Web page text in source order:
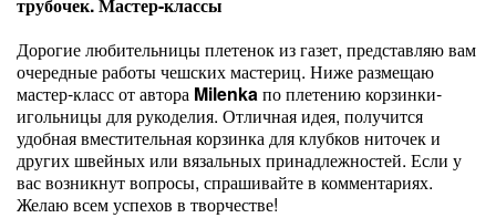
Дорогие любительницы плетенок из газет, представляю вам
очередные работы чешских мастериц. Ниже размещаю
мастер-класс от автора Milenkaпо плетению корзинки-
игольницы для рукоделия. Отличная идея, получится
удобная вместительная корзинка для клубков ниточек и
других швейных или вязальных принадлежностей. Если у
вас возникнут вопросы, спрашивайте в комментариях.
Желаю всем успехов в творчестве!